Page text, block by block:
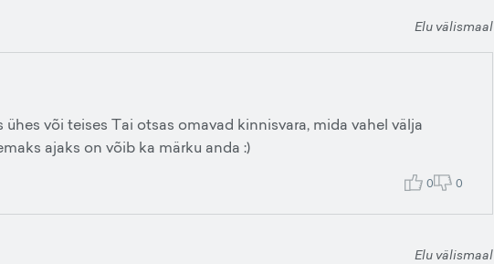
Elu välismaal
või teises Tai otsas omavad kinnisvara, mida vahel välja
ajaks on võib ka märku anda :)
0 0
Elu välismaal